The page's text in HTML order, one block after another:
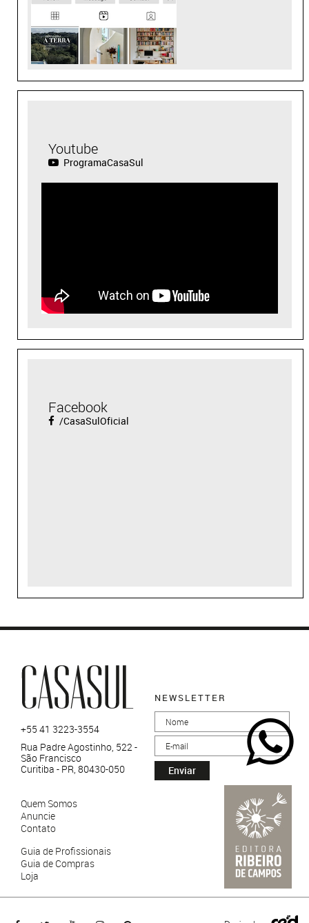
Youtube
ProgramaCasaSul
Facebook
/CasaSulOficial
+55 41 3223-3554
Rua Padre Agostinho, 522 -
São Francisco
Curitiba - PR, 80430-050
Quem Somos
Anuncie
Contato
Guia de Profissionais
Guia de Compras
Loja
NEWSLETTER
Enviar